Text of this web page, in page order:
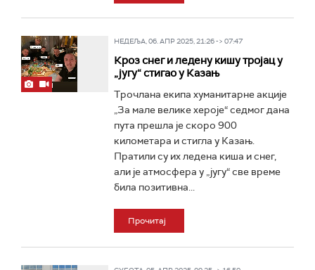
НЕДЕЉА, 06. АПР 2025, 21:26 -> 07:47
Кроз снег и ледену кишу тројац у
„југу“ стигао у Казањ
Трочлана екипа хуманитарне акције
„За мале велике хероје“ седмог дана
пута прешла је скоро 900
километара и стигла у Казањ.
Пратили су их ледена киша и снег,
али је атмосфера у „југу“ све време
била позитивна...
Прочитај